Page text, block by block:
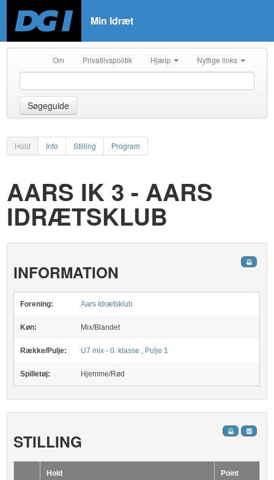
Min Idræt
Om Privatlivspolitik Hjælp Nyttige links
Søgeguide
Hold Info Stilling Program
AARS IK 3 - AARS
IDRÆTSKLUB
INFORMATION
Forening: Aars Idrætsklub
Køn: Mix/Blandet
Række/Pulje: U7 mix - 0. klasse , Pulje 1
Spilletøj: Hjemme/Rød
STILLING
Hold Point